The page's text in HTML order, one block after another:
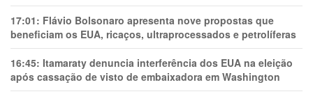
17:01: Flávio Bolsonaro apresenta nove propostas que
beneficiam os EUA, ricaços, ultraprocessados e petrolíferas
16:45: Itamaraty denuncia interferência dos EUA na eleição
após cassação de visto de embaixadora em Washington